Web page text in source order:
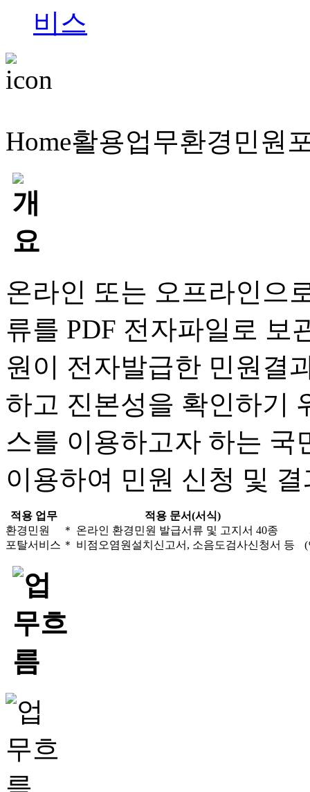
Home활용업무환경민원
온라인 또는 오프라인으
류를 PDF 전자파일로 보
원이 전자발급한 민원결
하고 진본성을 확인하기
스를 이용하고자 하는 국
이용하여 민원 신청 및
적용 업무
적용 문서(서식)
환경민원
포탈서비스
＊ 온라인 환경민원 발급서류 및 고지서 40종
＊ 비점오염원설치신고서, 소음도검사신청서 등
(